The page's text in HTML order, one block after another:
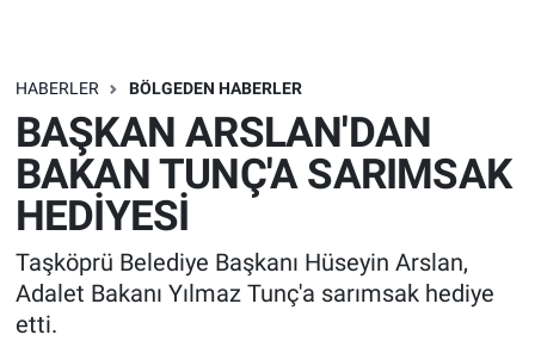
HABERLER BÖLGEDEN HABERLER
BAŞKAN ARSLAN'DAN
BAKAN TUNÇ'A SARIMSAK
HEDİYESİ
Taşköprü Belediye Başkanı Hüseyin Arslan,
Adalet Bakanı Yılmaz Tunç'a sarımsak hediye
etti.